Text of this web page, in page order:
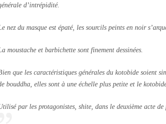
d’intrépidité.
nez du masque est épaté, les sourcils peints en noir
moustache et barbichette sont finement dessinées.
que les caractéristiques générales du kotobide soient
bouddha, elles sont à une échelle plus petite et le
par les protagonistes, shite, dans le deuxième acte